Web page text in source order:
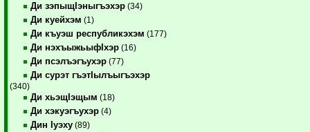
Ди зэпыщIэныгъэхэр (34)
Ди куейхэм (1)
Ди къуэш республикэхэм (177)
Ди нэхъыжьыфIхэр (16)
Ди псэлъэгъухэр (77)
Ди сурэт гъэтIылъыгъэхэр
(340)
Ди хьэщIэщым (18)
Ди хэкуэгъухэр (4)
Дин Iуэху (89)